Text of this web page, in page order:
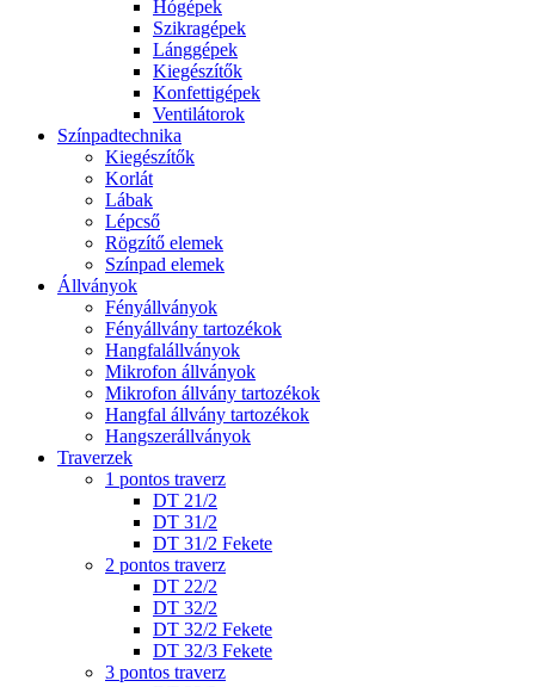
Hógépek
Szikragépek
Lánggépek
Kiegészítők
Konfettigépek
Ventilátorok
Színpadtechnika
Kiegészítők
Korlát
Lábak
Lépcső
Rögzítő elemek
Színpad elemek
Állványok
Fényállványok
Fényállvány tartozékok
Hangfalállványok
Mikrofon állványok
Mikrofon állvány tartozékok
Hangfal állvány tartozékok
Hangszerállványok
Traverzek
1 pontos traverz
DT 21/2
DT 31/2
DT 31/2 Fekete
2 pontos traverz
DT 22/2
DT 32/2
DT 32/2 Fekete
DT 32/3 Fekete
3 pontos traverz